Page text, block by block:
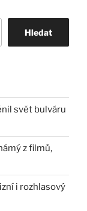
Hledat
svět bulváru
z filmů,
i rozhlasový